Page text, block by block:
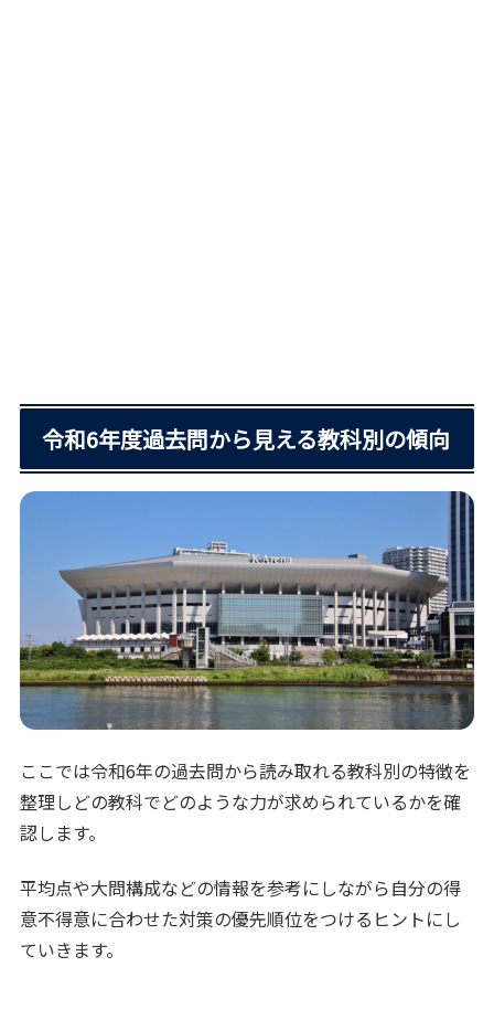
令和6年度過去問から見える教科別の傾向
ここでは令和6年の過去問から読み取れる教科別の特徴を
整理しどの教科でどのような力が求められているかを確
認します。
平均点や大問構成などの情報を参考にしながら自分の得
意不得意に合わせた対策の優先順位をつけるヒントにし
ていきます。